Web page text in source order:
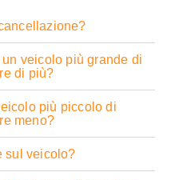
un veicolo più grande di
di più?
più piccolo di
meno?
sul veicolo?